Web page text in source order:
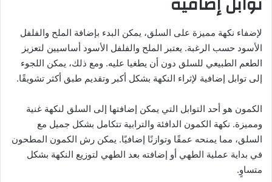
لإضفاء نكهة مميزة على السلق، يمكن البدء بإضافة الملح والفلفل
الأسود حسب الرغبة. يعتبر الملح والفلفل الأسود أساسيين لتعزيز
الطعم الطبيعي للسلق دون أن يطغيا عليه. ومع ذلك، يمكن اللجوء
إلى توابل إضافية لإثراء النكهة بشكل أكبر وتقديم طبق أكثر تشويقًا.
الكمون هو أحد التوابل التي يمكن إضافتها إلى السلق لنكهة غنية
ومميزة. نكهة الكمون الدافئة والترابية تتكامل بشكل جميل مع
السلق، مما يمنحه عمقًا وتوازنًا إضافيًا. يمكن رش الكمون المطحون
في بداية عملية الطهي أو إضافته بعد الطهي لتوزيع النكهة بشكل
متساوٍ.